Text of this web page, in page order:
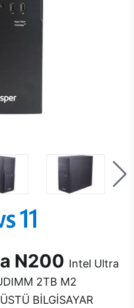
N200 Intel Ultra
2TB M2
BİLGİSAYAR